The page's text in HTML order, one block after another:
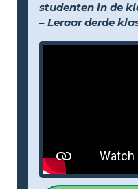
studenten in de
– Leraar derde